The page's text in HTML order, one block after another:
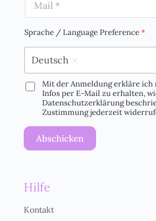
a
iSprache / Language Preference*
Deutsch
D
O
E
v
r
Mit der Anmeldung erkläre ich
Infos per E-Mail zu erhalten,
Datenschutzerklärung
Zustimmung jederzeit
Abschicken
Hilfe
Kontakt